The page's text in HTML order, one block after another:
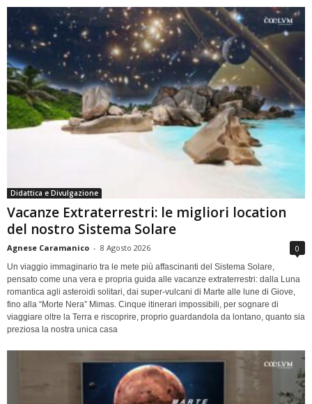
Didattica e Divulgazione
Vacanze Extraterrestri: le migliori location
del nostro Sistema Solare
Agnese Caramanico - 8 Agosto 2026 0
Un viaggio immaginario tra le mete più affascinanti del Sistema Solare,
pensato come una vera e propria guida alle vacanze extraterrestri: dalla Luna
romantica agli asteroidi solitari, dai super-vulcani di Marte alle lune di Giove,
fino alla “Morte Nera” Mimas. Cinque itinerari impossibili, per sognare di
viaggiare oltre la Terra e riscoprire, proprio guardandola da lontano, quanto sia
preziosa la nostra unica casa